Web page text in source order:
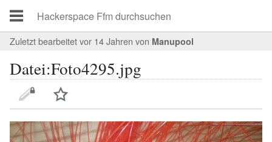
Zuletzt bearbeitet vor 14 Jahren von Manupool
Datei:Foto4295.jpg